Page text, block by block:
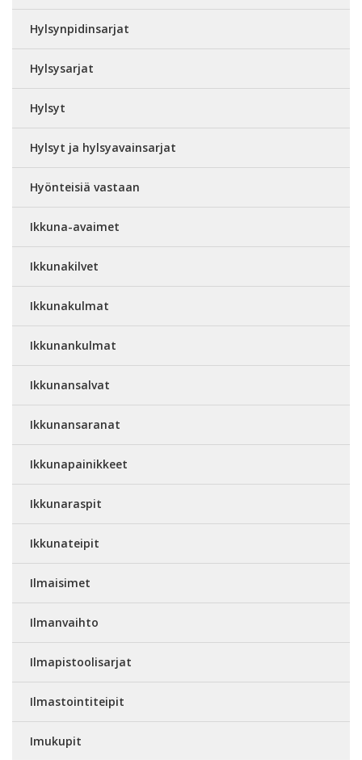
Hylsynpidinsarjat
Hylsysarjat
Hylsyt
Hylsyt ja hylsyavainsarjat
Hyönteisiä vastaan
Ikkuna-avaimet
Ikkunakilvet
Ikkunakulmat
Ikkunankulmat
Ikkunansalvat
Ikkunansaranat
Ikkunapainikkeet
Ikkunaraspit
Ikkunateipit
Ilmaisimet
Ilmanvaihto
Ilmapistoolisarjat
Ilmastointiteipit
Imukupit